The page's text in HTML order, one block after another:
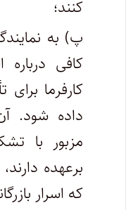
کنند؛
پ) به
کافی
کارفرما
داده شود.
مزبور با
برعهده
که اسرار